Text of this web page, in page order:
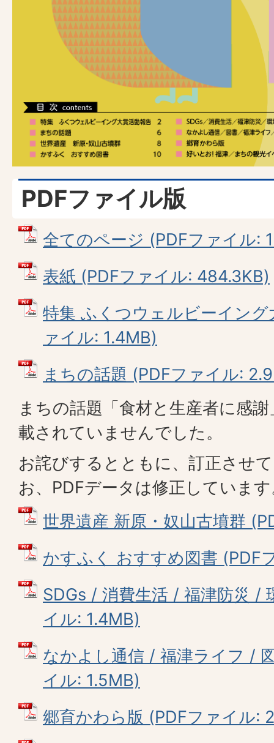
PDFファイル版
全てのページ (PDFファイル:
表紙 (PDFファイル: 484.3KB)
特集 ふくつウェルビーイング
ァイル: 1.4MB)
まちの話題 (PDFファイル:
まちの話題「食材と生産者に感
載されていませんでした。
お詫びするとともに、訂正させ
お、PDFデータは修正していま
世界遺産 新原・奴山古墳群
かすふく おすすめ図書 (PDF
SDGs / 消費生活 / 福津防災 /
イル: 1.4MB)
なかよし通信 / 福津ライフ /
イル: 1.5MB)
郷育かわら版 (PDFファイル: